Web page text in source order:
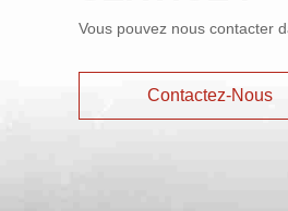
Contactez-Nous